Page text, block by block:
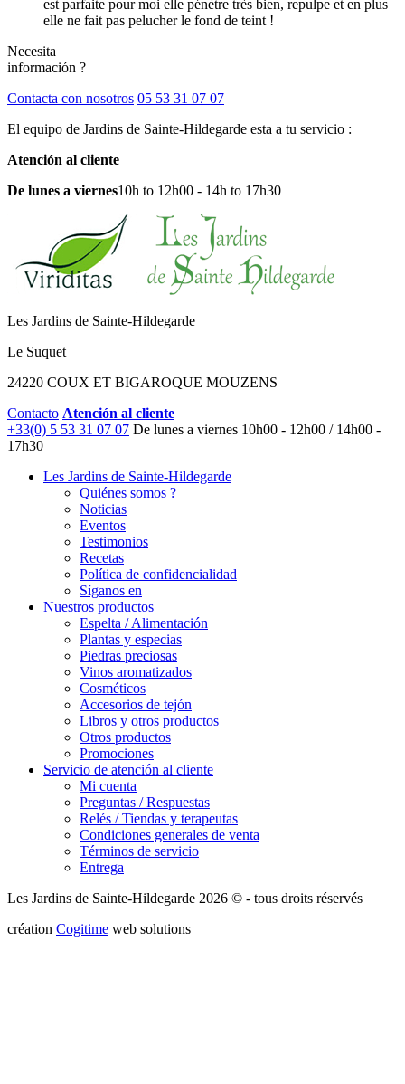
est parfaite pour moi elle pénètre très bien, repulpe et en plus
elle ne fait pas pelucher le fond de teint !
Necesita
información ?
Contacta con nosotros 05 53 31 07 07
El equipo de Jardins de Sainte-Hildegarde esta a tu servicio :
Atención al cliente
De lunes a viernes10h to 12h00 - 14h to 17h30
Les Jardins de Sainte-Hildegarde
Le Suquet
24220 COUX ET BIGAROQUE MOUZENS
Contacto Atención al cliente
+33(0) 5 53 31 07 07 De lunes a viernes 10h00 - 12h00 / 14h00 -
17h30
Les Jardins de Sainte-Hildegarde
Quiénes somos ?
Noticias
Eventos
Testimonios
Recetas
Política de confidencialidad
Síganos en
Nuestros productos
Espelta / Alimentación
Plantas y especias
Piedras preciosas
Vinos aromatizados
Cosméticos
Accesorios de tejón
Libros y otros productos
Otros productos
Promociones
Servicio de atención al cliente
Mi cuenta
Preguntas / Respuestas
Relés / Tiendas y terapeutas
Condiciones generales de venta
Términos de servicio
Entrega
Les Jardins de Sainte-Hildegarde 2026 © - tous droits réservés
création Cogitime web solutions